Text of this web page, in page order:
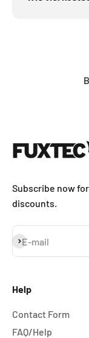
Subscribe now
discounts.
E-mail
Subscribe
Help
Contact Form
FAQ/Help